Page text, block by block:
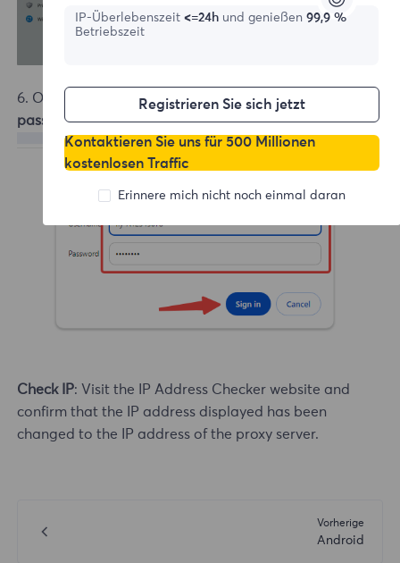
6. Open the web site, enter the
sub-account and
password, the configuration is successful.
Check IP: Visit the IP Address Checker website and
confirm that the IP address displayed has been
changed to the IP address of the proxy server.
Vorherige
Android
IP-Überlebenszeit<=24h und genießen99,9 %
Betriebszeit
Registrieren Sie sich jetzt
Kontaktieren Sie uns für 500 Millionen
kostenlosen Traffic
Erinnere mich nicht noch einmal daran